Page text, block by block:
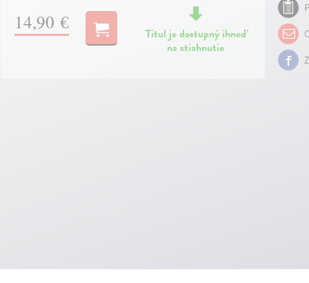
14,90 €
Titul je dostupný ihneď
na stiahnutie